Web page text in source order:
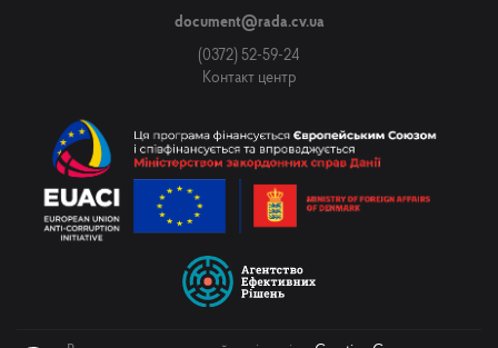
document@rada.cv.ua
(0372) 52-59-24
Контакт центр